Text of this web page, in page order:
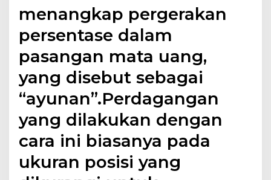
menangkap pergerakan
persentase dalam
pasangan mata uang,
yang disebut sebagai
“ayunan”.Perdagangan
yang dilakukan dengan
cara ini biasanya pada
ukuran posisi yang